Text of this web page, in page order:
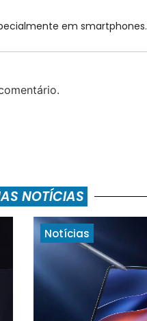
em smartphones.
NOTÍCIAS
Notícias